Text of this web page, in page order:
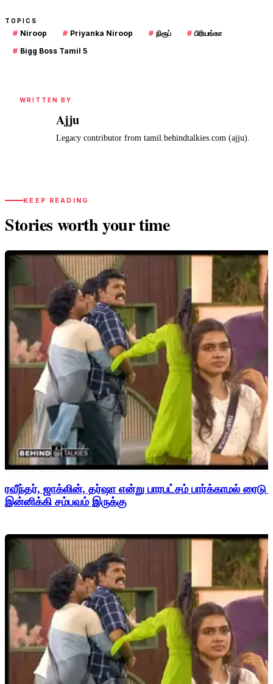
TOPICS
# Niroop # Priyanka Niroop # நிரூப் # பிரியங்கா
# Bigg Boss Tamil 5
WRITTEN BY
Ajju
Legacy contributor from tamil.behindtalkies.com (ajju).
KEEP READING
Stories worth your time
ரவீந்தர், ஜாக்லின், தர்ஷா என்று பாரபட்சம் பார்க்காமல் ரைடு
இன்னிக்கி சம்பவம் இருக்கு